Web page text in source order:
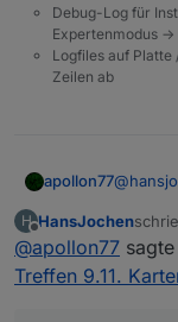
Debug-Log für
Expertenmodus -
Logfiles auf
Zeilen ab
apollon77@
H
Offline
HansJochen
@apollon77
Treffen 9.11.